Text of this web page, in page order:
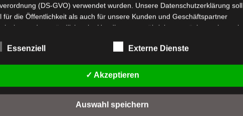
VOLT
€ *
CARGO VOLT
SCHEIBENWISCHER
0
5
49,00
CARGO VOLT
(DS-GVO) verwendet wurden. Unsere Datenschutzerklärung soll
für die Öffentlichkeit als auch für unsere Kunden und Geschäftspartner
lesbar und verständlich sein. Um dies zu gewährleisten, möchten wir vorab
a) personenbezogene Daten
identifizierte oder identifizierbare natürliche Person (im Folgenden
Essenziell Externe Dienste
✓ Akzeptieren
Auswahl speichern